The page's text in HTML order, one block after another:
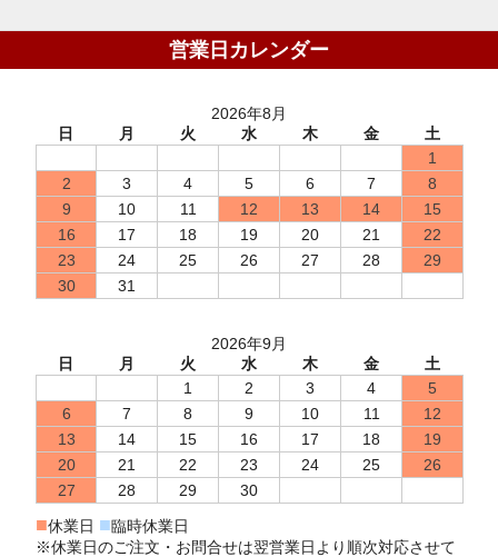
営業日カレンダー
2026年8月
日
月 火 水 木 金
土
1
2
3 4 5 6 7
8
9
10 11 12 13 14
15
16
17 18 19 20 21
22
23
24 25 26 27 28
29
30
31
2026年9月
日
月 火 水 木 金
土
1
2 3 4
5
6
7 8 9 10 11
12
13
14 15 16 17 18
19
20
21 22 23 24 25
26
27
28 29 30
■休業日 ■臨時休業日
※休業日のご注文・お問合せは翌営業日より順次対応させて